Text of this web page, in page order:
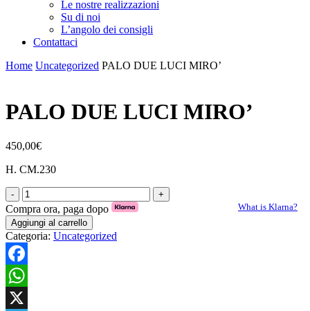
Le nostre realizzazioni
Su di noi
L’angolo dei consigli
Contattaci
Home Uncategorized PALO DUE LUCI MIRO’
PALO DUE LUCI MIRO’
450,00€
H. CM.230
PALO
DUE
LUCI
MIRO'
quantità
Compra ora, paga dopo
What is Klarna?
Aggiungi al carrello
Categoria: Uncategorized
Facebook
WhatsApp